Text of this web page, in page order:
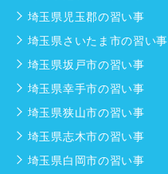
埼玉県児玉郡の習い事
埼玉県さいたま市の習い事
埼玉県坂戸市の習い事
埼玉県幸手市の習い事
埼玉県狭山市の習い事
埼玉県志木市の習い事
埼玉県白岡市の習い事